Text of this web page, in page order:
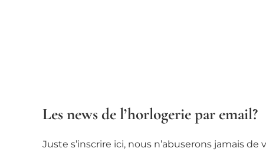
Les news de l’horlogerie par email?
Juste s’inscrire ici, nous n’abuserons jamais de